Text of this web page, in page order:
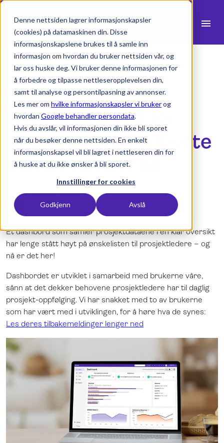
Denne nettsiden lagrer informasjonskapsler
(cookies) på datamaskinen din. Disse
informasjonskapslene brukes til å samle inn
informasjon om hvordan du bruker nettsiden vår, og
lar oss huske deg. Vi bruker denne informasjonen for
å forbedre og tilpasse nettleseropplevelsen din,
samt til analyse og persontilpasning av annonser.
Les mer om hvilke informasjonskapsler vi brukerog
hvordan Google behandler persondata.
Hvis du avslår, vil informasjonen din ikke bli sporet
når du besøker denne nettsiden. En enkelt
informasjonskapsel vil bli lagret i nettleseren din for
å huske at du ikke ønsker å bli sporet.
Innstillinger for cookies
Godkjenn Avslå
menu
Produkter
Bransjer
Ressurser expand_more
Integrasjoner
search
Dansk
English
Svenska
Demo
Logg inn
Nytt dashbord for
prosjektledere: Dette
mener brukerne
24. april 2025 -2 min lesetid
Et dashbord som samler prosjektdataene i én klar oversikt
har lenge stått høyt på ønskelisten til prosjektledere – og
nå er det her!
Dashbordet er utviklet i samarbeid med brukerne våre,
sånn at det dekker behovene prosjektledere har til daglig
prosjekt-oppfølging. Vi har snakket med to av brukerne
som har vært med i utviklingen, for å høre hva de synes:
Les deres tilbakemeldinger lenger ned